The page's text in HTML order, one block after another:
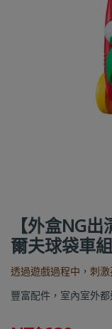
【外盒NG
爾夫球袋車
透過遊戲過程中，刺
豐富配件，室內室外都